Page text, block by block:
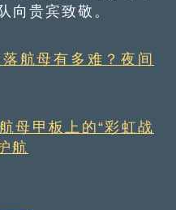
向贵宾致敬。
航母有多难？夜间
母甲板上的“彩虹战
航